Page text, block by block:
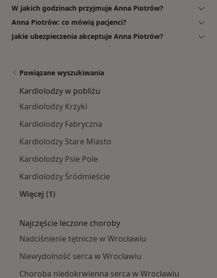
W jakich godzinach przyjmuje Anna Piotrów?
Anna Piotrów: co mówią pacjenci?
Jakie ubezpieczenia akceptuje Anna Piotrów?
Powiązane wyszukiwania
Kardiolodzy w pobliżu
Kardiolodzy Krzyki
Kardiolodzy Fabryczna
Kardiolodzy Stare Miasto
Kardiolodzy Psie Pole
Kardiolodzy Śródmieście
Więcej (1)
Najczęście leczone choroby
Nadciśnienie tętnicze w Wrocławiu
Niewydolność serca w Wrocławiu
Choroba niedokrwienna serca w Wrocławiu